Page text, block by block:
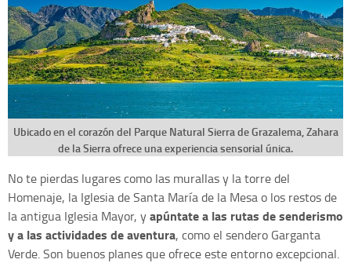
Ubicado en el corazón del Parque Natural Sierra de Grazalema, Zahara
de la Sierra ofrece una experiencia sensorial única.
No te pierdas lugares como las murallas y la torre del
Homenaje, la Iglesia de Santa María de la Mesa o los restos de
la antigua Iglesia Mayor, yapúntate a las rutas de senderismo
y a las actividades de aventura, como el sendero Garganta
Verde. Son buenos planes que ofrece este entorno excepcional.